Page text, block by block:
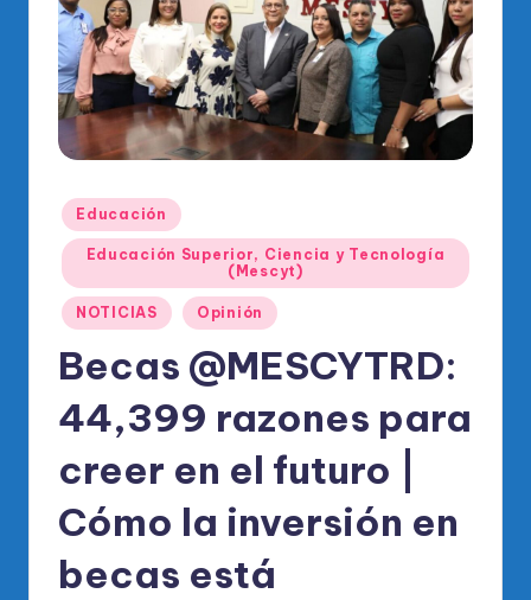
di
o
O
al
el
R
M
Publicado
en
Educación
Educación Superior, Ciencia y Tecnología
(Mescyt)
NOTICIAS Opinión
Becas @MESCYTRD:
44,399 razones para
creer en el futuro |
Cómo la inversión en
becas está